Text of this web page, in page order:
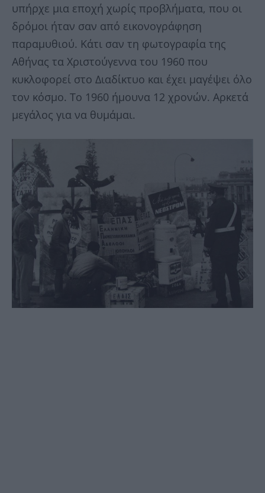
υπήρχε μια εποχή χωρίς προβλήματα, που οι
δρόμοι ήταν σαν από εικονογράφηση
παραμυθιού. Κάτι σαν τη φωτογραφία της
Αθήνας τα Χριστούγεννα του 1960 που
κυκλοφορεί στο Διαδίκτυο και έχει μαγέψει όλο
τον κόσμο. Το 1960 ήμουνα 12 χρονών. Αρκετά
μεγάλος για να θυμάμαι.